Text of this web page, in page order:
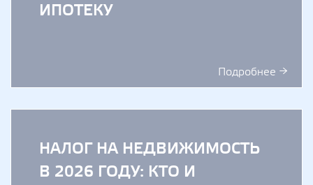
ИПОТЕКУ
Подробнее →
НАЛОГ НА НЕДВИЖИМОСТЬ
В 2026 ГОДУ: КТО И